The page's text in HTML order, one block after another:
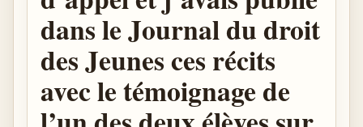
dans le Journal du droit
des Jeunes ces récits
avec le témoignage de